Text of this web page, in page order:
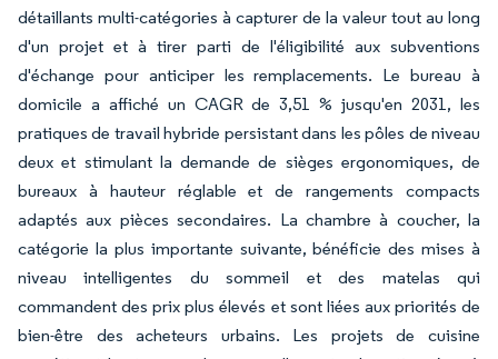
détaillants multi-catégories à capturer de la valeur tout au long
d'un projet et à tirer parti de l'éligibilité aux subventions
d'échange pour anticiper les remplacements. Le bureau à
domicile a affiché un CAGR de 3,51 % jusqu'en 2031, les
pratiques de travail hybride persistant dans les pôles de niveau
deux et stimulant la demande de sièges ergonomiques, de
bureaux à hauteur réglable et de rangements compacts
adaptés aux pièces secondaires. La chambre à coucher, la
catégorie la plus importante suivante, bénéficie des mises à
niveau intelligentes du sommeil et des matelas qui
commandent des prix plus élevés et sont liées aux priorités de
bien-être des acheteurs urbains. Les projets de cuisine